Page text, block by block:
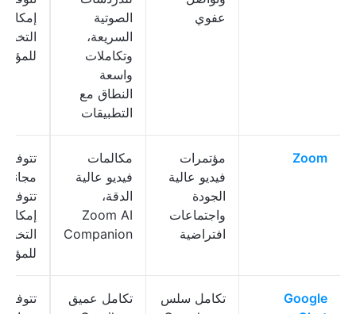
عفوي
الصوتية
السريعة،
وتكاملات
واسعة
النطاق مع
التطبيقات
إمكانية
Zoom
مؤتمرات
فيديو عالية
الجودة
واجتماعات
افتراضية
مكالمات
فيديو عالية
الدقة،
Zoom AI
Companion
تتوفر
مجانية؛
تتوفر
إمكانية
Google
تكامل سلس
تكامل عميق
تتوفر